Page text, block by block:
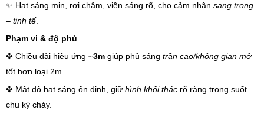
✨ Hạt sáng mịn, rơi chậm, viền sáng rõ, cho cảm nhận sang trọng
– tinh tế.
Phạm vi & độ phủ
✤ Chiều dài hiệu ứng ~3m giúp phủ sáng trần cao/không gian mở
tốt hơn loại 2m.
✤ Mật độ hạt sáng ổn định, giữ hình khối thác rõ ràng trong suốt
chu kỳ cháy.